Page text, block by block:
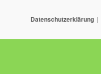
Datenschutzerklärung